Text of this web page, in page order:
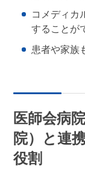
コメディカ
することが
患者や家族
医師会病
院）と連
役割